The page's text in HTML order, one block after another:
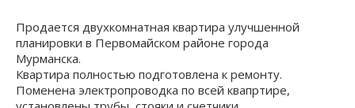
Продается двухкомнатная квартира улучшенной
планировки в Первомайском районе города
Мурманска.
Квартира полностью подготовлена к ремонту.
Поменена электропроводка по всей квапртире,